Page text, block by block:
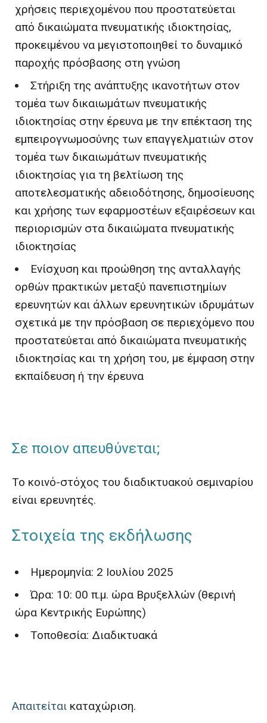
χρήσεις περιεχομένου που προστατεύεται
από δικαιώματα πνευματικής ιδιοκτησίας,
προκειμένου να μεγιστοποιηθεί το δυναμικό
παροχής πρόσβασης στη γνώση
Στήριξη της ανάπτυξης ικανοτήτων στον
τομέα των δικαιωμάτων πνευματικής
ιδιοκτησίας στην έρευνα με την επέκταση της
εμπειρογνωμοσύνης των επαγγελματιών στον
τομέα των δικαιωμάτων πνευματικής
ιδιοκτησίας για τη βελτίωση της
αποτελεσματικής αδειοδότησης, δημοσίευσης
και χρήσης των εφαρμοστέων εξαιρέσεων και
περιορισμών στα δικαιώματα πνευματικής
ιδιοκτησίας
Ενίσχυση και προώθηση της ανταλλαγής
ορθών πρακτικών μεταξύ πανεπιστημίων
ερευνητών και άλλων ερευνητικών ιδρυμάτων
σχετικά με την πρόσβαση σε περιεχόμενο που
προστατεύεται από δικαιώματα πνευματικής
ιδιοκτησίας και τη χρήση του, με έμφαση στην
εκπαίδευση ή την έρευνα
Σε ποιον απευθύνεται;
Το κοινό-στόχος του διαδικτυακού σεμιναρίου
είναι ερευνητές.
Στοιχεία της εκδήλωσης
Ημερομηνία: 2 Ιουλίου 2025
Ώρα: 10: 00 π.μ. ώρα Βρυξελλών (θερινή
ώρα Κεντρικής Ευρώπης)
Τοποθεσία: Διαδικτυακά
Απαιτείται καταχώριση.